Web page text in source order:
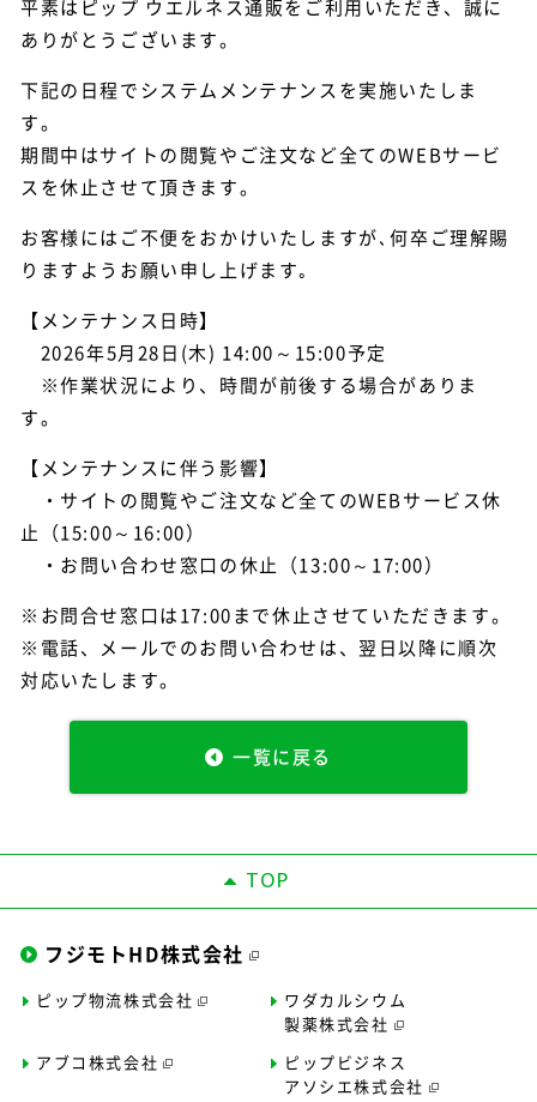
平素はピップ ウエルネス通販をご利用いただき、誠に
ありがとうございます。
下記の日程でシステムメンテナンスを実施いたしま
す。
期間中はサイトの閲覧やご注文など全てのWEBサービ
スを休止させて頂きます。
お客様にはご不便をおかけいたしますが､何卒ご理解賜
りますようお願い申し上げます｡
【メンテナンス日時】
2026年5月28日(木) 14:00～15:00予定
※作業状況により、時間が前後する場合がありま
す。
【メンテナンスに伴う影響】
・サイトの閲覧やご注文など全てのWEBサービス休
止（15:00～16:00）
・お問い合わせ窓口の休止（13:00～17:00）
※お問合せ窓口は17:00まで休止させていただきます。
※電話、メールでのお問い合わせは、翌日以降に順次
対応いたします。
一覧に戻る
TOP
フジモトHD株式会社
ピップ物流株式会社
ワダカルシウム
製薬株式会社
アブコ株式会社
ピップビジネス
アソシエ株式会社